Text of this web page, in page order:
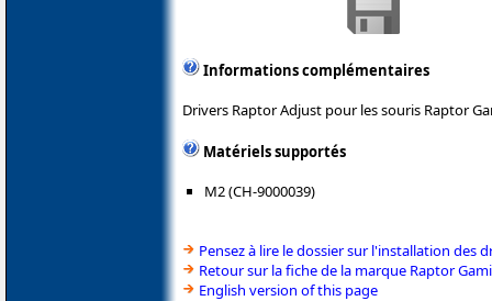
Informations complémentaires
Drivers Raptor Adjust pour les souris Raptor
Matériels supportés
M2 (CH-9000039)
Pensez à lire le dossier sur l'installation des
Retour sur la fiche de la marque Raptor
English version of this page